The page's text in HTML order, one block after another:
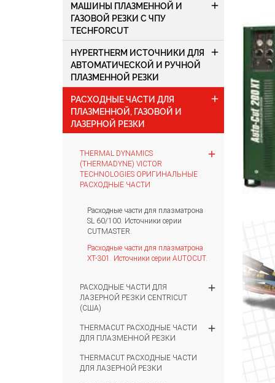
МАШИНЫ ПЛАЗМЕННОЙ И
ГАЗОВОЙ РЕЗКИ С ЧПУ
TECHFORCUT
add
HYPERTHERM ИСТОЧНИКИ ДЛЯ
АВТОМАТИЧЕСКОЙ И РУЧНОЙ
ПЛАЗМЕННОЙ РЕЗКИ
add
РАСХОДНЫЕ ЧАСТИ ДЛЯ
ПЛАЗМЕННОЙ, ГАЗОВОЙ И
ЛАЗЕРНОЙ РЕЗКИ
add
THERMAL DYNAMICS
(THERMADYNE) VICTOR
TECHNOLOGIES ОРИГИНАЛЬНЫЕ
РАСХОДНЫЕ ЧАСТИ
add
Расходные части для плазматрона
SL 60/100. Источники серии
CUTMASTER.
Расходные части для плазматрона
ХТ-301. Источники серии AUTOCUT.
РАСХОДНЫЕ ЧАСТИ ДЛЯ
ЛАЗЕРНОЙ РЕЗКИ CENTRICUT
(США)
add
THERMACUT РАСХОДНЫЕ ЧАСТИ
ДЛЯ ПЛАЗМЕННОЙ РЕЗКИ
add
THERMACUT РАСХОДНЫЕ ЧАСТИ
ДЛЯ ЛАЗЕРНОЙ РЕЗКИ